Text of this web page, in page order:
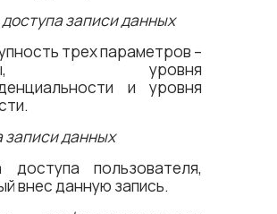
записи данных
трех параметров –
уровня
и уровня
записи данных
доступа пользователя,
внес данную запись.